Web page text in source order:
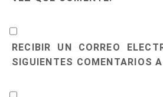
RECIBIR UN CORREO
SIGUIENTES COMENTARIOS